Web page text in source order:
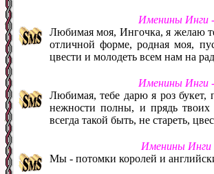
Именины Инги
Любимая моя, Ингочка, я желаю
отличной форме, родная моя,
цвести и молодеть всем нам на
Именины Инги
Любимая, тебе дарю я роз букет,
нежности полны, и прядь твоих
всегда такой быть, не стареть,
Именины Инги
Мы - потомки королей и